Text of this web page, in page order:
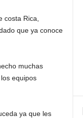
costa Rica,
que ya conoce
muchas
equipos
ya que les